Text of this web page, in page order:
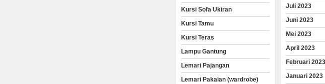
Kursi Sofa Ukiran
Kursi Tamu
Kursi Teras
Lampu Gantung
Lemari Pajangan
Lemari Pakaian (wardrobe)
Juli 2023
Juni 2023
Mei 2023
April 2023
Februari 2023
Januari 2023